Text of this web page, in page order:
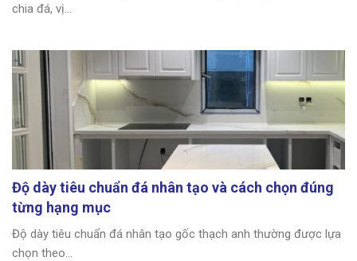
chia đá, vị...
Độ dày tiêu chuẩn đá nhân tạo và cách chọn đúng
từng hạng mục
Độ dày tiêu chuẩn đá nhân tạo gốc thạch anh thường được lựa
chọn theo...